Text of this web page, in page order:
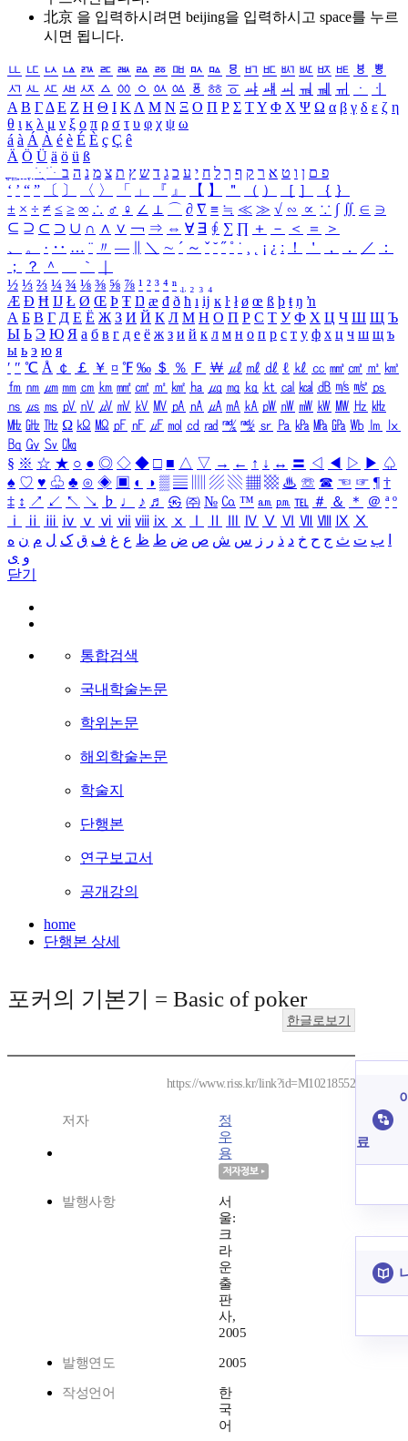
北京 을 입력하시려면 beijing을 입력하시고 space를 누르
시면 됩니다.
ㅥ ㅦ ㅧ ㅨ ㅩ ㅪ ㅫ ㅬ ㅭ ㅮ ㅯ ㅰ ㅱ ㅲ ㅳ ㅴ ㅵ ㅶ ㅷ ㅸ
ㅹ
ㅺ ㅻ ㅼ ㅽ ㅾ ㅿ ㆀ ㆁ ㆂ ㆃ ㆄ ㆅ ㆆ ㆇ ㆈ ㆉ ㆊ ㆋ ㆌ ㆍ
ㆎ
Α Β ΓΔ Ε Ζ Η Θ Ι ΚΛ Μ Ν Ξ Ο Π Ρ Σ ΤΥ Φ Χ Ψ Ω α β γ δ ε ζ η
θ ι κ λ μ ν ξ ο π ρ σ τ υ φ χ ψ ω
á à Á À é è É È ç Ç ê
Ä Ö Ü ä ö ü ß
ִֶֹ ֻּ ׁׂ פ ם ן ו ט א ר ק ף ך ל ח י ע כ ג ד ש ץ ת צ מ נ ה ב
‘ ’ “ ” 〔 〕 〈 〉 「 」 『 』 【 】 ＂ （ ） ［ ］ ｛ ｝
± × ÷ ≠ ≤ ≥ ∞ ∴ ♂ ♀ ∠ ⊥ ⌒ ∂ ∇ ≡ ≒ ≪ ≫ √ ∽ ∝ ∵ ∫ ∬ ∈ ∋
⊆ ⊇ ⊂ ⊃ ∪ ∩ ∧ ∨ ￢ ⇒ ⇔ ∀ ∃ ∮ ∑ ∏ ＋ － ＜ ＝
＞
、
。 · ‥ … ¨ 〃 ― ＼ ∼ ´ ～ ˇ ˘ ˝ ˚ ˙ ¸ ¡ ¿ ː ！ ＇ ， ． ／
：
；
？ ＾ ｀
½ ⅓ ⅔ ¼ ¾ ⅛ ⅜ ⅝ ⅞ ¹ ² ³ ⁴ ⁿ ₁ ₂ ₃ ₄
Æ Ð Ħ Ĳ Ł Ø Œ Þ Ŧ Ŋ æ đ ð ħ ı ĳ ĸ ŀ ł ø œ ß þ ŧ ŋ ŉ
А Б В Г Д Е Ё Ж З И Й К Л М Н О П Р С Т У Ф Х Ц Ч Ш Щ Ъ
Ы Ь Э Ю Я а б в г д е ё ж з и й к л м н о п р с т у ф х ц ч ш щ ъ
ы ь э ю я
′ ″ ℃ Å ￠ ￡ ￥ ¤ ℉ ‰ ＄ ％ Ｆ ￦ ㎕ ㎖ ㎗ ℓ ㎘ ㏄ ㎣ ㎤ ㎥ ㎦
㎙ ㎚ ㎛ ㎜ ㎝ ㎞ ㎟ ㎠ ㎡ ㎢ ㏊ ㎍ ㎎ ㎏ ㏏ ㎈ ㎉ ㏈ ㎧ ㎨ ㎰
㎱ ㎲ ㎳ ㎴ ㎵ ㎶ ㎷ ㎸ ㎹ ㎀ ㎁ ㎂ ㎃ ㎄ ㎺ ㎻ ㎽ ㎾ ㎿ ㎐ ㎑
㎒ ㎓ ㎔ Ω ㏀ ㏁ ㎊ ㎋ ㎌ ㏖ ㏅ ㎭ ㎮ ㎯ ㏛ ㎩ ㎪ ㎫ ㎬ ㏝ ㏐
㏓
㏃ ㏉ ㏜ ㏆
§ ※ ☆ ★ ○ ● ◎ ◇ ◆ □ ■ △ ▽ → ← ↑ ↓ ↔ 〓 ◁ ◀ ▷ ▶ ♤
♠ ♡ ♥ ♧ ♣ ⊙ ◈ ▣ ◐ ◑ ▒ ▤ ▨ ▧ ▦ ▩ ♨ ☏ ☎ ☜ ☞ ¶ †
‡ ↕ ↗ ↙ ↖ ↘ ♭ ♩ ♪ ♬ ㉿ ㈜ № ㏇ ™ ㏂ ㏘ ℡ ＃ ＆ ＊ ＠ ª º
ⅰ
ⅱ ⅲ ⅳ ⅴ ⅵ ⅶ ⅷ ⅸ ⅹ Ⅳ Ⅴ Ⅵ Ⅶ Ⅷ Ⅸ Ⅹ
ب ت ث ج ح خ د ذ ر ز س ش ص ض ط ظ ع غ ف ق ک ل م ن ه
و ی
닫기
통합검색
국내학술논문
학위논문
해외학술논문
학술지
단행본
연구보고서
공개강의
home
단행본 상세
포커의 기본기 = Basic of poker
한글로보기
https://www.riss.kr/link?id=M10218552
저자
정
우
용
발행사항
서
울:
크
라
운
출
판
사,
2005
발행연도 2005
작성언어
한
국
어
료